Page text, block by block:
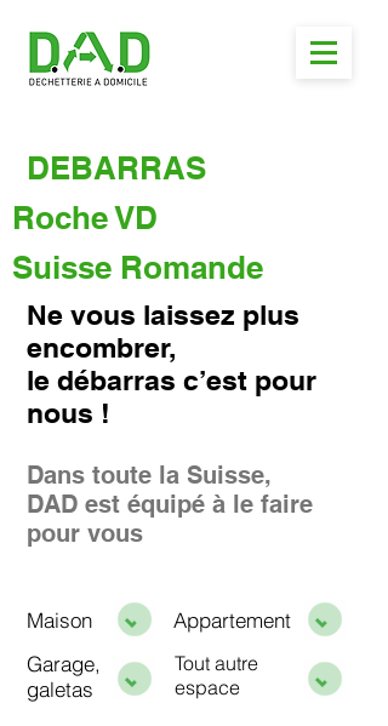
DEBARRAS
Roche VD
Suisse Romande
Ne vous laissez plus
encombrer,
le débarras c’est pour
nous !
Dans toute la Suisse,
DAD est équipé à le faire
pour vous
Maison
Appartement
Garage,
galetas
Tout autre
espace